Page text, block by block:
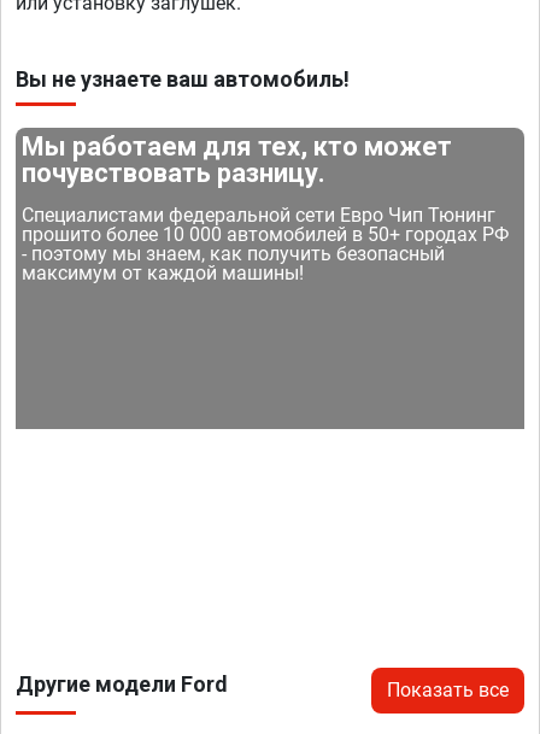
Вы не узнаете ваш автомобиль!
Мы работаем для тех, кто может
почувствовать разницу.
Специалистами федеральной сети Евро Чип Тюнинг
прошито более 10 000 автомобилей в 50+ городах РФ
- поэтому мы знаем, как получить безопасный
максимум от каждой машины!
Другие модели Ford Показать все